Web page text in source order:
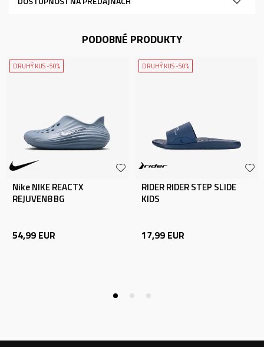
PODOBNÉ PRODUKTY
DRUHÝ KUS -50%
Nike NIKE REACTX
REJUVEN8 BG
54,99 EUR
DRUHÝ KUS -50%
RIDER RIDER STEP SLIDE
KIDS
17,99 EUR